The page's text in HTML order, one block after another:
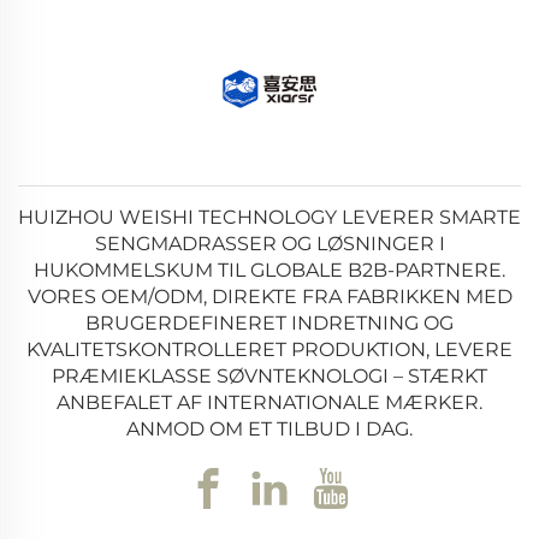
HUIZHOU WEISHI TECHNOLOGY LEVERER SMARTE
SENGMADRASSER OG LØSNINGER I
HUKOMMELSKUM TIL GLOBALE B2B-PARTNERE.
VORES OEM/ODM, DIREKTE FRA FABRIKKEN MED
BRUGERDEFINERET INDRETNING OG
KVALITETSKONTROLLERET PRODUKTION, LEVERE
PRÆMIEKLASSE SØVNTEKNOLOGI – STÆRKT
ANBEFALET AF INTERNATIONALE MÆRKER.
ANMOD OM ET TILBUD I DAG.